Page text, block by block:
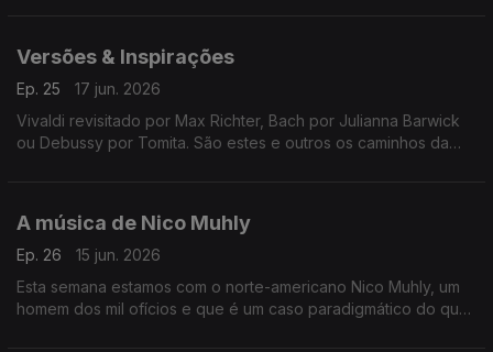
Versões & Inspirações
Ep. 25
17 jun. 2026
Vivaldi revisitado por Max Richter, Bach por Julianna Barwick
ou Debussy por Tomita. São estes e outros os caminhos da
A música de Nico Muhly
Ep. 26
15 jun. 2026
Esta semana estamos com o norte-americano Nico Muhly, um
homem dos mil ofícios e que é um caso paradigmático do que